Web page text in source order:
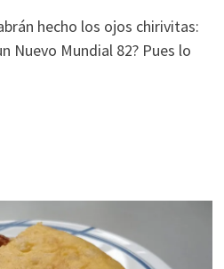
hecho los ojos chirivitas:
Nuevo Mundial 82? Pues lo